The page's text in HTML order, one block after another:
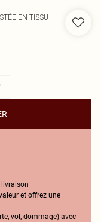
EN TISSU
livraison
et offrez une
vol, dommage) avec